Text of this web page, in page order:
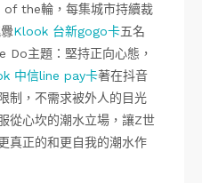
the輪，每集城市持續裁
Klook 台新gogo卡五名
主題：堅持正向心態，
中信line pay卡著在抖音
制，不需求被外人的目光
從心坎的潮水立場，讓Z世
真正的和更自我的潮水作